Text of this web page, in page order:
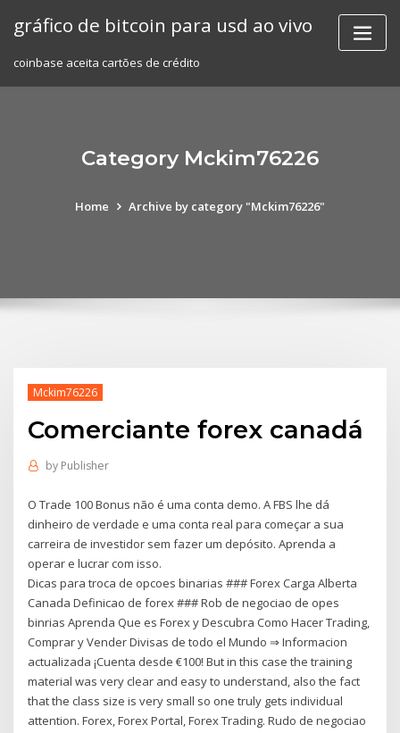
gráfico de bitcoin para usd ao vivo
coinbase aceita cartões de crédito
Category Mckim76226
Home Archive by category "Mckim76226"
Mckim76226
Comerciante forex canadá
by Publisher
O Trade 100 Bonus não é uma conta demo. A FBS lhe dá
dinheiro de verdade e uma conta real para começar a sua
carreira de investidor sem fazer um depósito. Aprenda a
operar e lucrar com isso.
Dicas para troca de opcoes binarias ### Forex Carga Alberta
Canada Definicao de forex ### Rob de negociao de opes
binrias Aprenda Que es Forex y Descubra Como Hacer Trading,
Comprar y Vender Divisas de todo el Mundo ⇒ Informacion
actualizada ¡Cuenta desde €100! But in this case the training
material was very clear and easy to understand, also the fact
that the class size is very small so one truly gets individual
attention. Forex, Forex Portal, Forex Trading. Rudo de negociao